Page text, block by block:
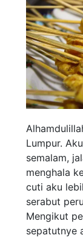
Lumpur.
semalam,
menghala
cuti aku
serabut
Mengikut
sepatutnye